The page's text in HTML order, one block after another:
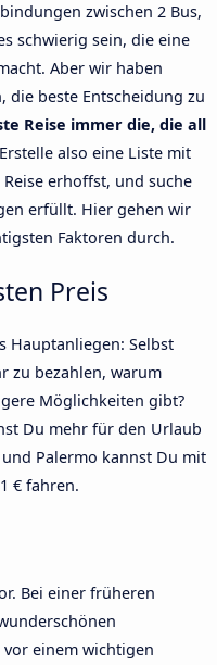
zwischen 2 Bus,
schwierig sein, die eine
Aber wir haben
die beste Entscheidung zu
Reise immer die, die all
also eine Liste mit
erhoffst, und suche
erfüllt. Hier gehen wir
Faktoren durch.
Preis
Hauptanliegen: Selbst
zu bezahlen, warum
Möglichkeiten gibt?
Du mehr für den Urlaub
Palermo kannst Du mit
€ fahren.
Bei einer früheren
einem wichtigen